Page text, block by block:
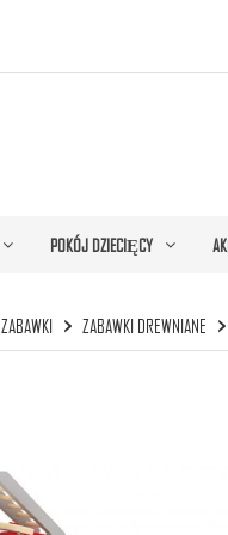
POKÓJ DZIECIĘCY
ZABAWKI ZABAWKI DREWNIANE